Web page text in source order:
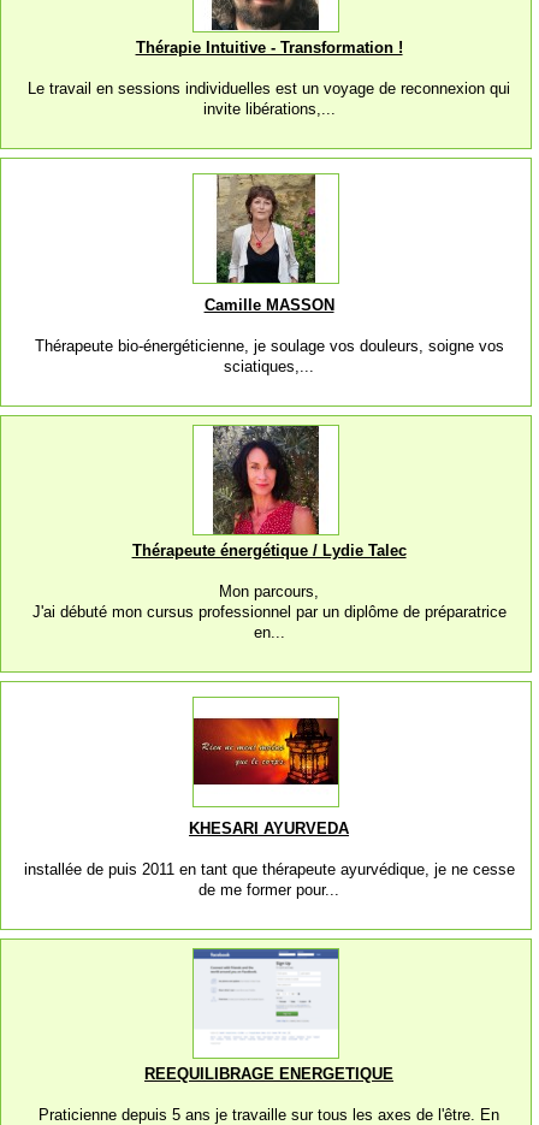
Thérapie Intuitive - Transformation !
Le travail en sessions individuelles est un voyage de reconnexion qui
invite libérations,...
Camille MASSON
​Thérapeute bio-énergéticienne, je soulage vos douleurs, soigne vos
sciatiques,...
Thérapeute énergétique / Lydie Talec
Mon parcours,
J'ai débuté mon cursus professionnel par un diplôme de préparatrice
en...
KHESARI AYURVEDA
installée de puis 2011 en tant que thérapeute ayurvédique, je ne cesse
de me former pour...
REEQUILIBRAGE ENERGETIQUE
Praticienne depuis 5 ans je travaille sur tous les axes de l'être. En